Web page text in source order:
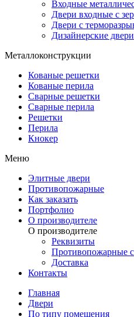
Входные
Двери входные с
Двери с
Дизайнерские двери
Металлоконструкции
Кованые решетки
Кованые перила
Сварные решетки
Сварные перила
Решетки
Перила
Кнокер
Меню
Элитные двери
Противопожарные
Как заказать
Портфолио
О производителе
О производителе
Реквизиты
Противопожарные
Доставка
Контакты
Главная
Двери
По типу помещения